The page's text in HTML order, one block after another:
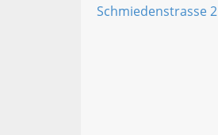
Schmiedenstrasse 2